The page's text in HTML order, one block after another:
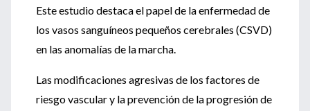
Este estudio destaca el papel de la enfermedad de
los vasos sanguíneos pequeños cerebrales (CSVD)
en las anomalías de la marcha.
Las modificaciones agresivas de los factores de
riesgo vascular y la prevención de la progresión de